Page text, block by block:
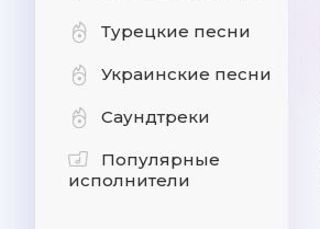
Турецкие песни
Украинские песни
Саундтреки
Популярные
исполнители